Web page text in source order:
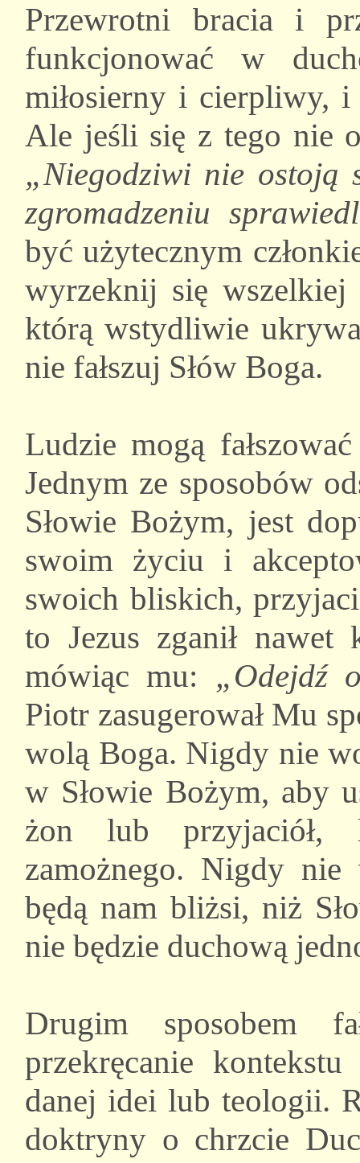
Przewrotni bracia i
funkcjonować w
miłosierny i cierpliwy, i
Ale jeśli się z tego nie
„Niegodziwi nie ostoją
zgromadzeniu
być użytecznym
wyrzeknij się wszelkiej
którą wstydliwie
nie fałszuj Słów Boga.
Ludzie mogą
Jednym ze sposobów
Słowie Bożym, jest
swoim życiu i
swoich bliskich,
to Jezus zganił
mówiąc mu: „Odejdź
Piotr zasugerował Mu
wolą Boga. Nigdy nie
w Słowie Bożym, aby
żon lub przyjaciół,
zamożnego. Nigdy
będą nam bliżsi, niż
nie będzie duchową
Drugim sposobem
przekręcanie
danej idei lub teologii.
doktryny o chrzcie